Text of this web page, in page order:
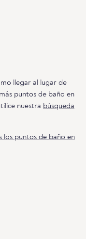
llegar al lugar de
puntos de baño en
nuestra búsqueda
los puntos de baño en